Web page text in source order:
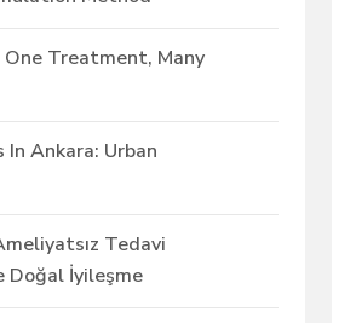
One Treatment, Many
In Ankara: Urban
Tedavi
Doğal İyileşme